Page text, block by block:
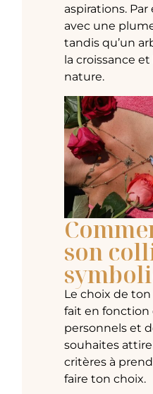
aspirations.
avec une
tandis qu’un
la croissance
nature.
son
Le choix de ton
fait en fonction
personnels et
souhaites
critères à
faire ton choix.